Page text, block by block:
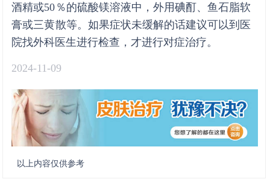
酒精或50％的硫酸镁溶液中，外用碘酊、鱼石脂软
膏或三黄散等。如果症状未缓解的话建议可以到医
院找外科医生进行检查，才进行对症治疗。
2024-11-09
以上内容仅供参考